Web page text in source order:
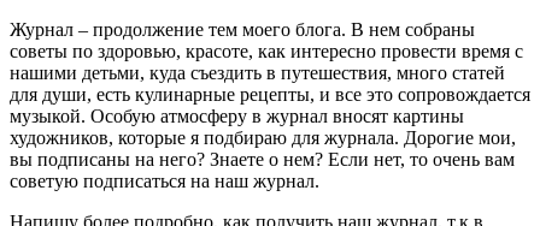
Журнал – продолжение тем моего блога. В нем собраны
советы по здоровью, красоте, как интересно провести время с
нашими детьми, куда съездить в путешествия, много статей
для души, есть кулинарные рецепты, и все это сопровождается
музыкой. Особую атмосферу в журнал вносят картины
художников, которые я подбираю для журнала. Дорогие мои,
вы подписаны на него? Знаете о нем? Если нет, то очень вам
советую подписаться на наш журнал.
Напишу более подробно, как получить наш журнал, т.к в